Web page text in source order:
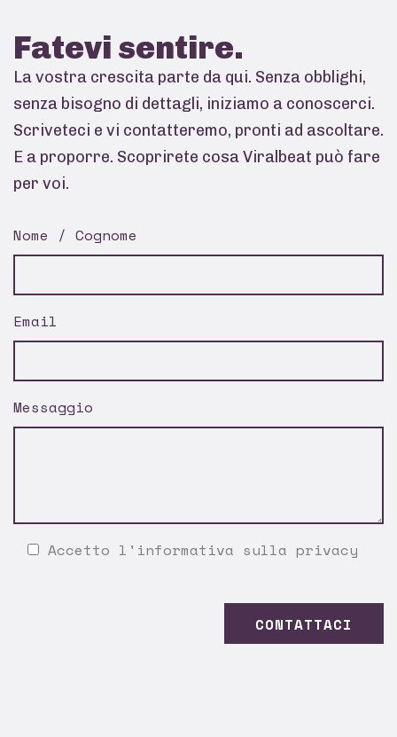
Fatevi sentire.
La vostra crescita parte da qui. Senza obblighi,
senza bisogno di dettagli, iniziamo a conoscerci.
Scriveteci e vi contatteremo, pronti ad ascoltare.
E a proporre. Scoprirete cosa Viralbeat può fare
per voi.
Nome / Cognome
Email
Messaggio
Accetto l' informativa sulla privacy